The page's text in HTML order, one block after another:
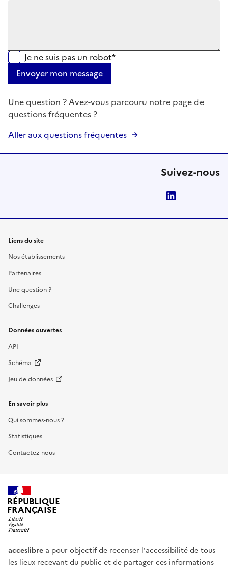
Je ne suis pas un robot*
Envoyer mon message
Une question ? Avez-vous parcouru notre page de
questions fréquentes ?
Aller aux questions fréquentes
Suivez-nous
Liens du site
Nos établissements
Partenaires
Une question ?
Challenges
Données ouvertes
API
Schéma
Jeu de données
En savoir plus
Qui sommes-nous ?
Statistiques
Contactez-nous
RÉPUBLIQUE
FRANÇAISE
acceslibre a pour objectif de recenser l'accessibilité de tous
les lieux recevant du public et de partager ces informations